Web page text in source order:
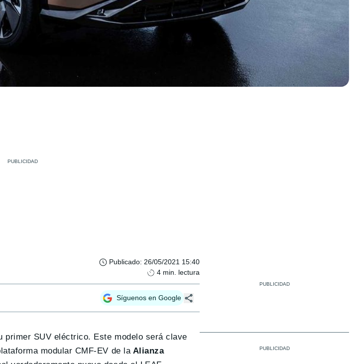
Publicado: 26/05/2021 15:40
4 min. lectura
Síguenos en Google
primer SUV eléctrico. Este modelo será clave
modular CMF-EV de laAlianza